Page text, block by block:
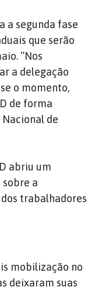
a segunda fase
que serão
“Nos
a delegação
o momento,
de forma
de
abriu um
a
trabalhadores
mobilização no
deixaram suas